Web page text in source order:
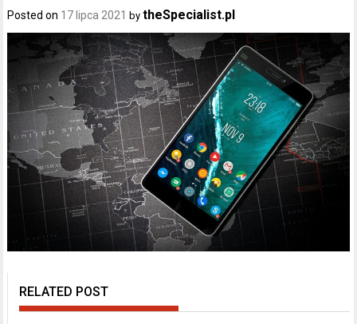
Posted on 17 lipca 2021 bytheSpecialist.pl
RELATED POST